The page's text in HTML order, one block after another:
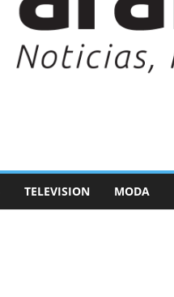
TELEVISION MODA